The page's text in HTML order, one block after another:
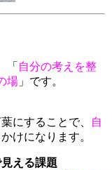
「 自分の考えを整
場 」です。
にすることで、
自
けになります。
える課題